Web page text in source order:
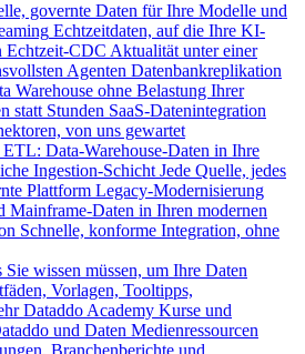
governte Daten für Ihre Modelle und
Echtzeitdaten, auf die Ihre KI-
Echtzeit-CDC Aktualität unter einer
Agenten Datenbankreplikation
Warehouse ohne Belastung Ihrer
statt Stunden SaaS-Datenintegration
von uns gewartet
ETL: Data-Warehouse-Daten in Ihre
Ingestion-Schicht Jede Quelle, jedes
Plattform Legacy-Modernisierung
Mainframe-Daten in Ihren modernen
Schnelle, konforme Integration, ohne
Sie wissen müssen, um Ihre Daten
Vorlagen, Tooltipps,
Dataddo Academy Kurse und
und Daten Medienressourcen
Branchenberichte und